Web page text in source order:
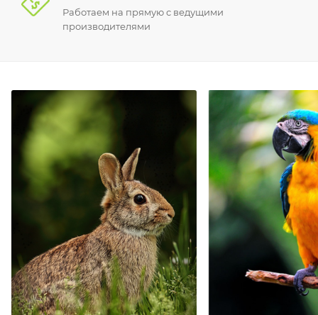
Работаем на прямую с ведущими
производителями